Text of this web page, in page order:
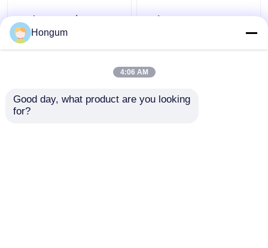
Αντίσταση γήρανσης
διαφραγμάτων
βαλβίδων σφυγμού
Διάφραγμα Fit ZBS
Βαλβίδας παλμού
Hongum
4:06 AM
Good day, what product are you looking
for?